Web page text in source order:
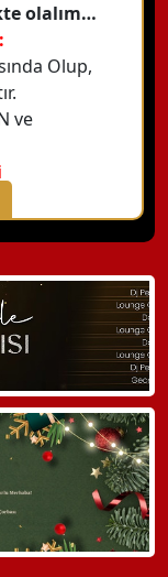
olalım…
Olup,
ve